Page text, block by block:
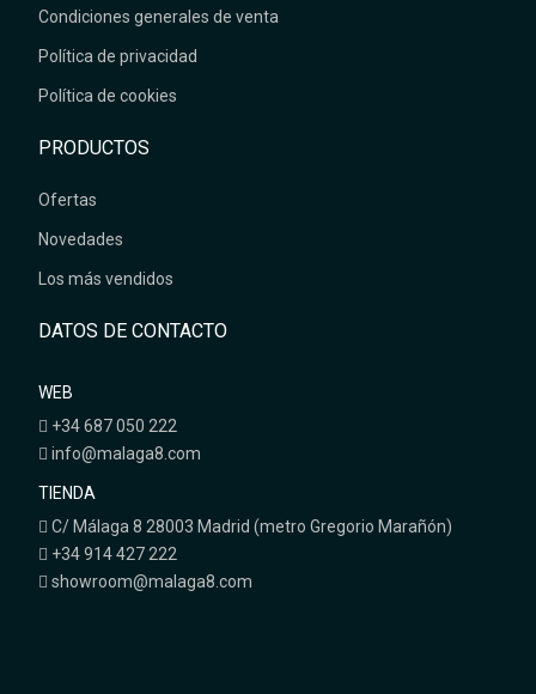
Condiciones generales de venta
Política de privacidad
Política de cookies
PRODUCTOS
Ofertas
Novedades
Los más vendidos
DATOS DE CONTACTO
WEB
+34 687 050 222
info@malaga8.com
TIENDA
C/ Málaga 8 28003 Madrid (metro Gregorio Marañón)
+34 914 427 222
showroom@malaga8.com